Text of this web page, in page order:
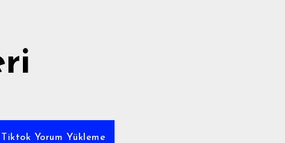
Tiktok Yorum Yükleme